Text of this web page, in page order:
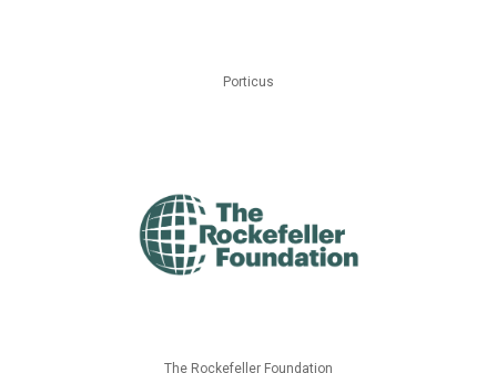
Porticus
The Rockefeller Foundation